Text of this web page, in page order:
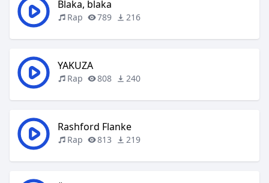
Blaka, blaka
Rap 789 216
YAKUZA
Rap 808 240
Rashford Flanke
Rap 813 219